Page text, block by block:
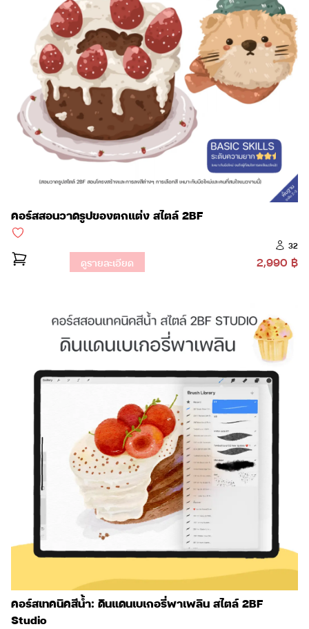
คอร์สสอนวาดรูปของตกแต่ง สไตล์ 2BF
32
ดูรายละเอียด 2,990 ฿
คอร์สเทคนิคสีน้ำ: ดินแดนเบเกอรี่พาเพลิน สไตล์ 2BF
Studio